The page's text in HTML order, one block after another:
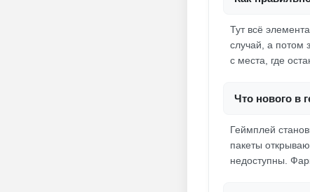
Тут всё
случай, а потом
с места, где
Что нового в
Геймплей
пакеты
недоступны.